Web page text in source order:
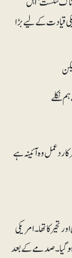
قیادت کے لیے بڑا
نکلے
ردعمل وہ آئینہ ہے
کا تھا۔ امریکی
گیا۔ صدمے کے بعد